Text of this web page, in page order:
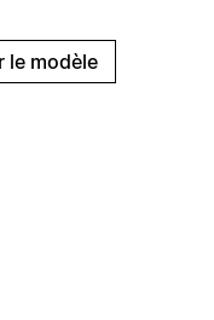
le modèle